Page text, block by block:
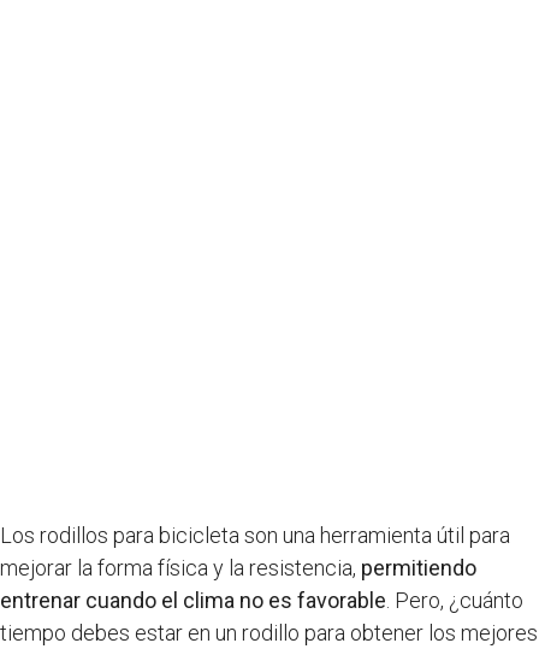
Los rodillos para bicicleta son una herramienta útil para
mejorar la forma física y la resistencia, permitiendo
entrenar cuando el clima no es favorable . Pero, ¿cuánto
tiempo debes estar en un rodillo para obtener los mejores